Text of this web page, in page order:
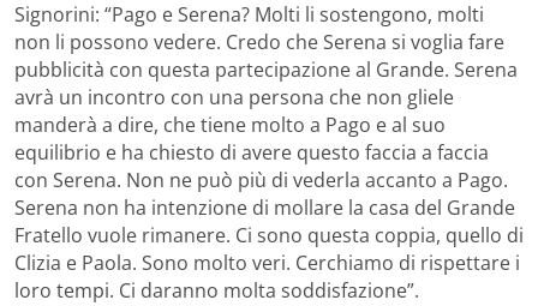
Signorini: “Pago e Serena? Molti li sostengono, molti
non li possono vedere. Credo che Serena si voglia fare
pubblicità con questa partecipazione al Grande. Serena
avrà un incontro con una persona che non gliele
manderà a dire, che tiene molto a Pago e al suo
equilibrio e ha chiesto di avere questo faccia a faccia
con Serena. Non ne può più di vederla accanto a Pago.
Serena non ha intenzione di mollare la casa del Grande
Fratello vuole rimanere. Ci sono questa coppia, quello di
Clizia e Paola. Sono molto veri. Cerchiamo di rispettare i
loro tempi. Ci daranno molta soddisfazione”.